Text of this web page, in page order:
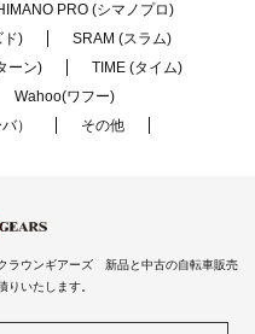
PRO (シマノプロ)
ド)
SRAM (スラム)
ーン)
TIME (タイム)
Wahoo(ワフー)
）
その他
ラウンギアーズ 新品と中古の自転車販売
りいたします。